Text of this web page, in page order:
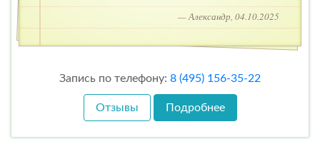
— Александр, 04.10.2025
Запись по телефону: 8 (495) 156-35-22
Отзывы Подробнее